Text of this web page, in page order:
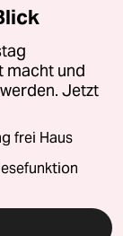
macht und
Jetzt
frei Haus